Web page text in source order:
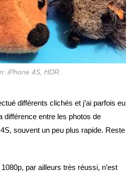
iPhone 4S, HDR.
différents clichés et j’ai parfois eu
différence entre les photos de
4S, souvent un peu plus rapide. Reste
par ailleurs très réussi, n’est